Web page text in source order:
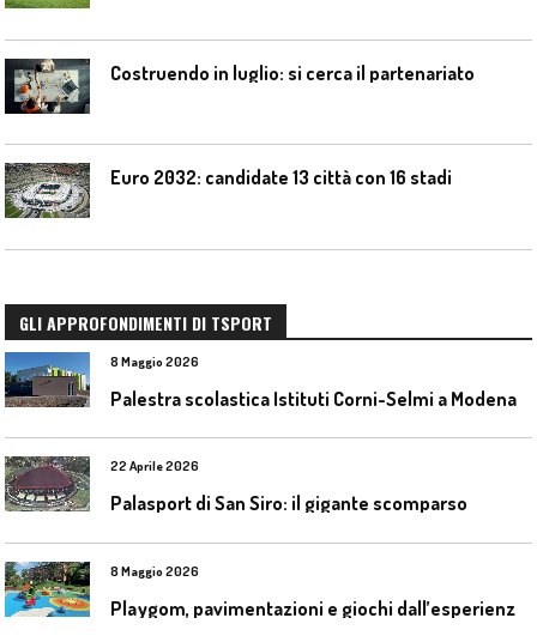
Costruendo in luglio: si cerca il partenariato
Euro 2032: candidate 13 città con 16 stadi
GLI APPROFONDIMENTI DI TSPORT
8 Maggio 2026
Palestra scolastica Istituti Corni-Selmi a Modena
22 Aprile 2026
Palasport di San Siro: il gigante scomparso
8 Maggio 2026